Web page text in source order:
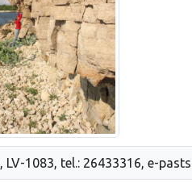
1083, tel.: 26433316, e-